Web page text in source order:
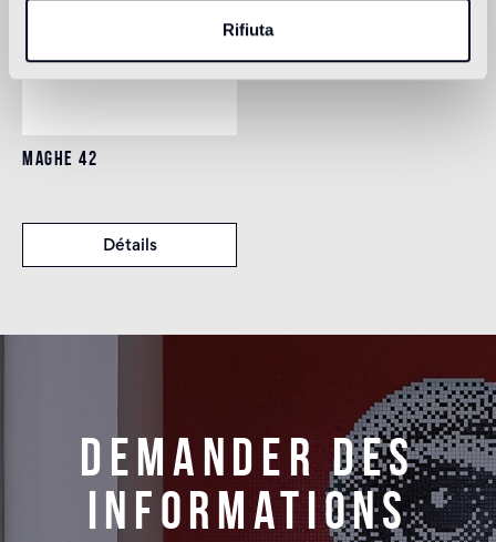
Rifiuta
MAGHE 42
Détails
Demander des
informations